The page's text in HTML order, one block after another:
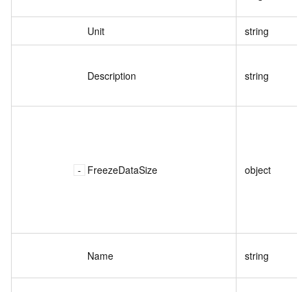
Unit string
Description string
FreezeDataSize object
Name string